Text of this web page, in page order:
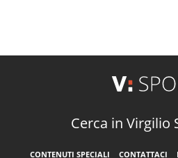
Cerca in Virgilio
CONTENUTI SPECIALI CONTATTACI